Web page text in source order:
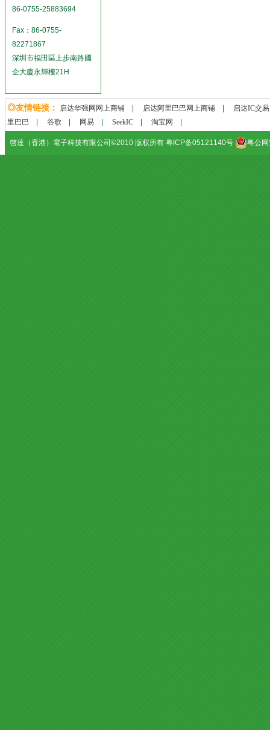
86-0755-25883694
Fax：86-0755-
82271867
深圳市福田區上步南路國
企大廈永輝樓21H
◎友情链接： 启达华强网网上商铺 启达阿里巴巴网上商铺
启达IC交
里巴巴
谷歌 网易 SeekIC 淘宝网
啓達（香港）電子科技有限公司©2010 版权所有 粤ICP备05121140号 粤公网